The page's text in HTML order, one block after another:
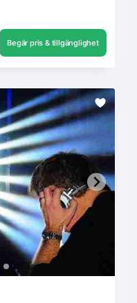
Begär pris & tillgänglighet